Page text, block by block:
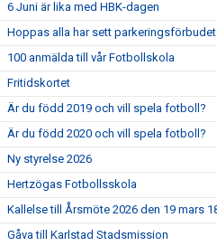
6 Juni är lika med HBK-dagen
Hoppas alla har sett parkeringsförbudet
100 anmälda till vår Fotbollskola
Fritidskortet
Är du född 2019 och vill spela fotboll?
Är du född 2020 och vill spela fotboll?
Ny styrelse 2026
Hertzögas Fotbollsskola
Kallelse till Årsmöte 2026 den 19 mars
Gåva till Karlstad Stadsmission